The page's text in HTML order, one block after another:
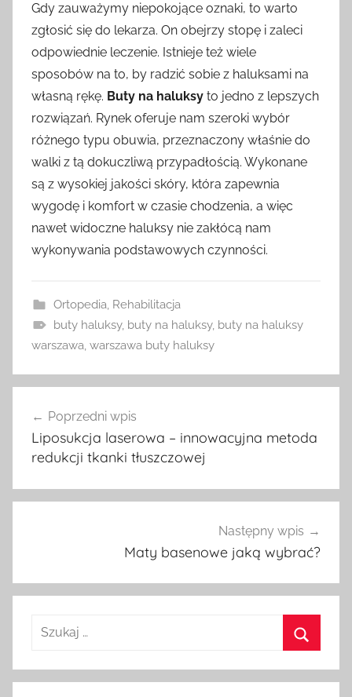
Gdy zauważymy niepokojące oznaki, to warto
zgłosić się do lekarza. On obejrzy stopę i zaleci
odpowiednie leczenie. Istnieje też wiele
sposobów na to, by radzić sobie z haluksami na
własną rękę. Buty na haluksy to jedno z lepszych
rozwiązań. Rynek oferuje nam szeroki wybór
różnego typu obuwia, przeznaczony właśnie do
walki z tą dokuczliwą przypadłością. Wykonane
są z wysokiej jakości skóry, która zapewnia
wygodę i komfort w czasie chodzenia, a więc
nawet widoczne haluksy nie zakłócą nam
wykonywania podstawowych czynności.
Ortopedia, Rehabilitacja
buty haluksy, buty na haluksy, buty na haluksy
warszawa, warszawa buty haluksy
wpisu
Poprzedni wpis
Liposukcja laserowa – innowacyjna metoda
redukcji tkanki tłuszczowej
Następny wpis
Maty basenowe jaką wybrać?
Szukaj: